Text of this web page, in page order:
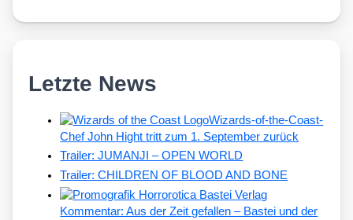
Letzte News
Wizards-of-the-Coast-
Chef John Hight tritt zum 1. September zurück
Trailer: JUMANJI – OPEN WORLD
Trailer: CHILDREN OF BLOOD AND BONE
Kommentar: Aus der Zeit gefallen – Bastei und der